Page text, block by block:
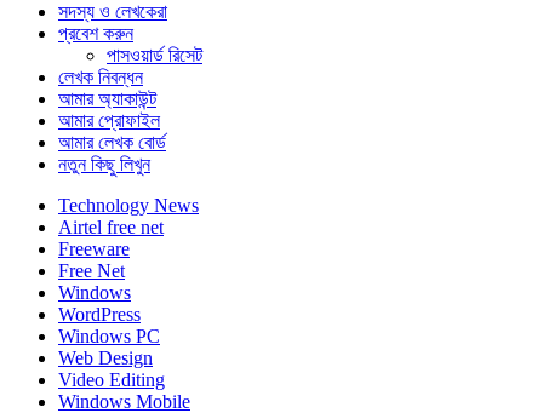
সদস্য ও লেখকেরা
প্রবেশ করুন
পাসওয়ার্ড রিসেট
লেখক নিবন্ধন
আমার অ্যাকাউন্ট
আমার প্রোফাইল
আমার লেখক বোর্ড
নতুন কিছু লিখুন
Technology News
Airtel free net
Freeware
Free Net
Windows
WordPress
Windows PC
Web Design
Video Editing
Windows Mobile